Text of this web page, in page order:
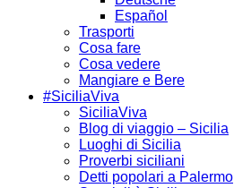
Español
Trasporti
Cosa fare
Cosa vedere
Mangiare e Bere
#SiciliaViva
SiciliaViva
Blog di viaggio – Sicilia
Luoghi di Sicilia
Proverbi siciliani
Detti popolari a Palermo